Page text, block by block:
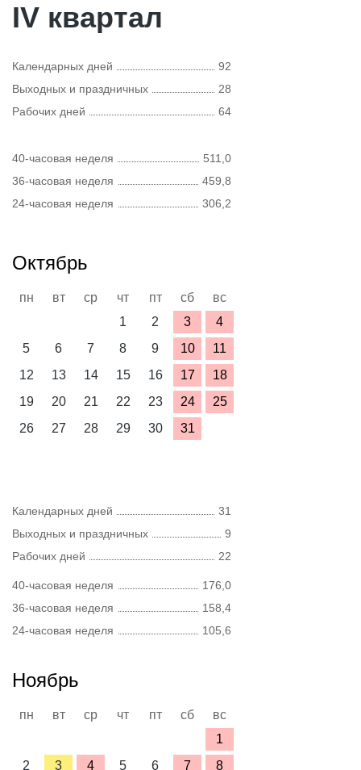
IV квартал
Календарных дней
92
Выходных и праздничных
28
Рабочих дней
64
40-часовая неделя
511,0
36-часовая неделя
459,8
24-часовая неделя
306,2
Октябрь
пн вт ср чт пт сб
вс
1
2 3
4
5
6 7 8 9 10
11
12
13 14 15 16 17
18
19
20 21 22 23 24
25
26
27 28 29 30 31
Календарных дней
31
Выходных и праздничных
9
Рабочих дней
22
40-часовая неделя
176,0
36-часовая неделя
158,4
24-часовая неделя
105,6
Ноябрь
пн вт ср чт пт сб
вс
1
2
3 4 5 6 7 8